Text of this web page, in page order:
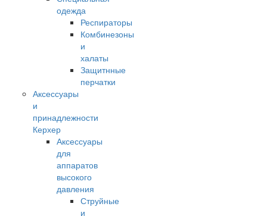
одежда
Респираторы
Комбинезоны
и
халаты
Защитнные
перчатки
Аксессуары
и
принадлежности
Керхер
Аксессуары
для
аппаратов
высокого
давления
Струйные
и